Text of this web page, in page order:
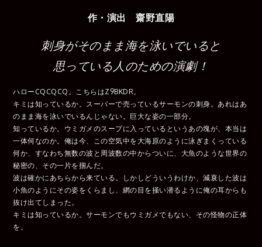
作・演出 齋野直陽
刺身がそのまま海を泳いでいると
思っている人のための演劇！
ハローCQCQCQ。こちらはZ9BKDR。
キミは知っているか。スーパーで売っているサーモンの刺身。あれはあ
のまま海を泳いでいるんじゃない。巨大な姿の一部分。
知っているか。ウミガメのスープに入っているというあの塊が、本当は
一体何なのか。俺は今、この空気中を大海原のように泳ぎまくっている
何か、すなわち無数の波と周波数の中からついに、大魚のような世界の
秘密の、その一片を掴んだ。
波は確かにあちらから来ている。しかしどういうわけか、減衰した波は
小魚のようにその姿をくらまし、網の目を掻い潜るように俺の耳からも
抜け出てしまった。
キミは知っているか。サーモンでもウミガメでもない、その怪物の正体
を。